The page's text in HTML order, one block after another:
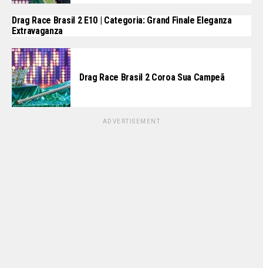
Drag Race Brasil 2 E10 | Categoria: Grand Finale Eleganza
Extravaganza
Drag Race Brasil 2 Coroa Sua Campeã
ADVERTISEMENT